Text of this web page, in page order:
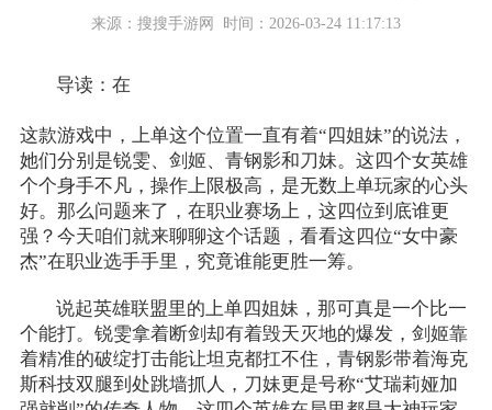
来源：搜搜手游网 时间：2026-03-24 11:17:13
导读：在
这款游戏中，上单这个位置一直有着“四姐妹”的说法，
她们分别是锐雯、剑姬、青钢影和刀妹。这四个女英雄
个个身手不凡，操作上限极高，是无数上单玩家的心头
好。那么问题来了，在职业赛场上，这四位到底谁更
强？今天咱们就来聊聊这个话题，看看这四位“女中豪
杰”在职业选手手里，究竟谁能更胜一筹。
说起英雄联盟里的上单四姐妹，那可真是一个比一
个能打。锐雯拿着断剑却有着毁天灭地的爆发，剑姬靠
着精准的破绽打击能让坦克都扛不住，青钢影带着海克
斯科技双腿到处跳墙抓人，刀妹更是号称“艾瑞莉娅加